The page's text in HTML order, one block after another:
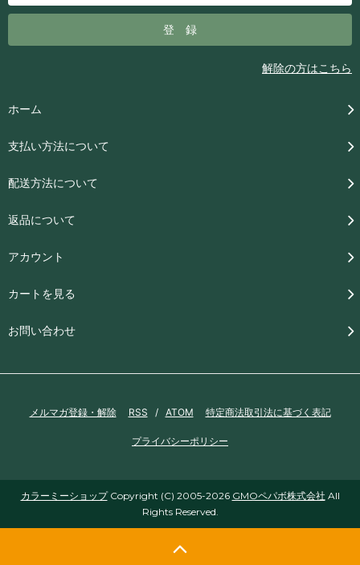
解除の方はこちら
ホーム
支払い方法について
配送方法について
返品について
アカウント
カートを見る
お問い合わせ
メルマガ登録・解除 RSS / ATOM 特定商法取引法に基づく表記
プライバシーポリシー
カラーミーショップCopyright (C) 2005-2026 GMOペパボ株式会社 All
Rights Reserved.